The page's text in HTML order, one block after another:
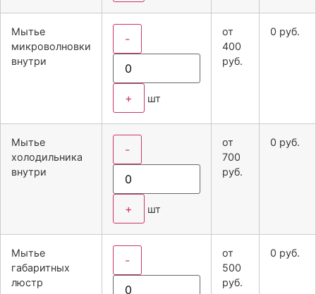
Мытье
микроволновки
внутри
-
+ шт
от
400
руб.
0 руб.
Мытье
холодильника
внутри
-
+ шт
от
700
руб.
0 руб.
Мытье
габаритных
люстр
-
от
500
руб.
0 руб.